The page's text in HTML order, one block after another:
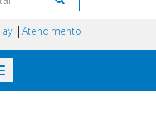
Atendimento